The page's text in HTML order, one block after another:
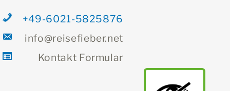
+49-6021-5825876
info@reisefieber.net
Kontakt Formular